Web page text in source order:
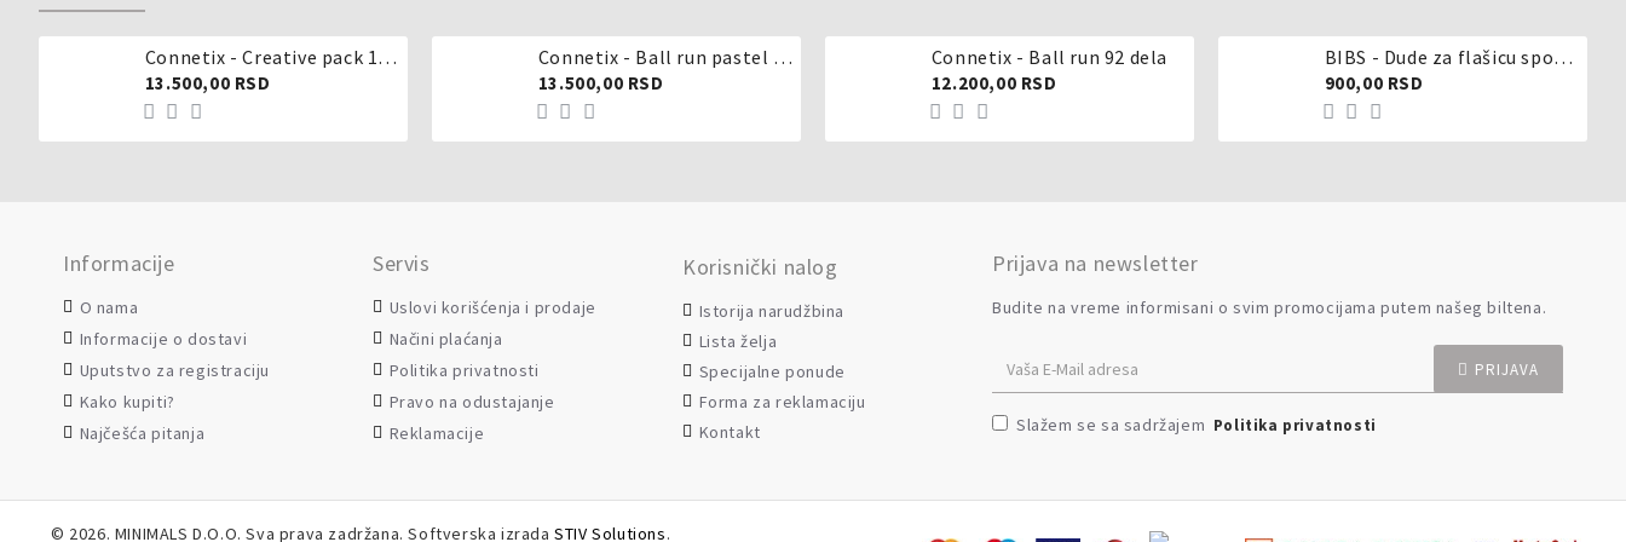
Connetix - Creative pack 102 dela
13.500,00 RSD
Connetix - Ball run pastel 106 delova
13.500,00 RSD
Connetix - Ball run 92 dela
12.200,00 RSD
BIBS - Dude za flašicu sporijeg, srednjeg ili brzog protoka - silikon
900,00 RSD
Informacije
O nama
Informacije o dostavi
Uputstvo za registraciju
Kako kupiti?
Najčešća pitanja
Servis
Uslovi korišćenja i prodaje
Načini plaćanja
Politika privatnosti
Pravo na odustajanje
Reklamacije
Korisnički nalog
Istorija narudžbina
Lista želja
Specijalne ponude
Forma za reklamaciju
Kontakt
Prijava na newsletter
Budite na vreme informisani o svim promocijama putem našeg biltena.
PRIJAVA
Slažem se sa sadržajem Politika privatnosti
© 2026. MINIMALS D.O.O. Sva prava zadržana. Softverska izradaSTIV Solutions.